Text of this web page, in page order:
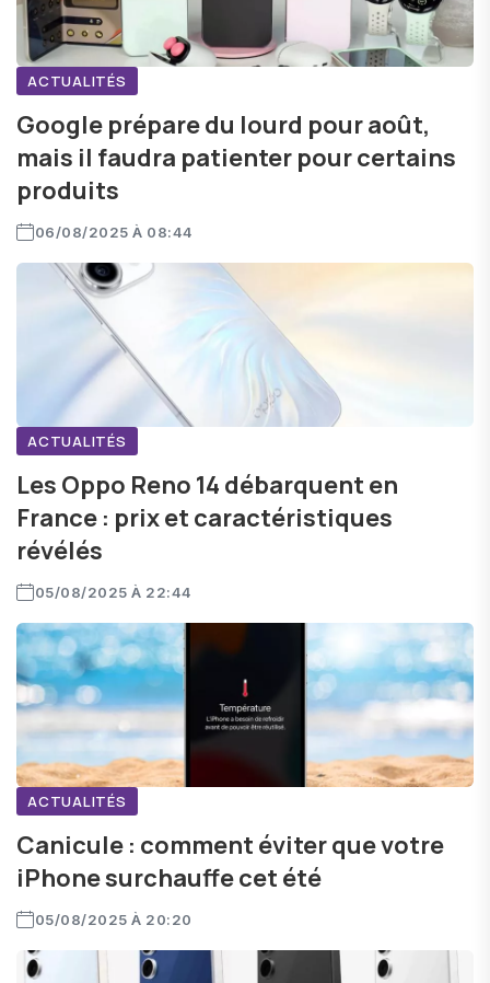
ACTUALITÉS
Google prépare du lourd pour août,
mais il faudra patienter pour certains
produits
06/08/2025 À 08:44
ACTUALITÉS
Les Oppo Reno 14 débarquent en
France : prix et caractéristiques
révélés
05/08/2025 À 22:44
ACTUALITÉS
Canicule : comment éviter que votre
iPhone surchauffe cet été
05/08/2025 À 20:20